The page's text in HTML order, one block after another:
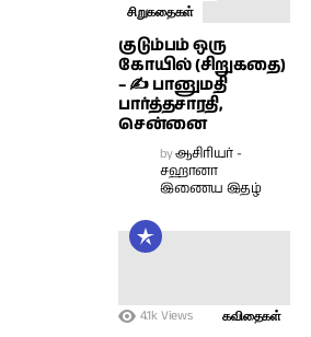
சிறுகதைகள்
குடும்பம் ஒரு
கோயில் (சிறுகதை)
– ✍ பானுமதி
பார்த்தசாரதி,
சென்னை
byஆசிரியர் -
சஹானா
இணைய இதழ்
4.1k Views கவிதைகள்